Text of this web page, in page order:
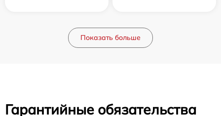
Показать больше
Гарантийные обязательства